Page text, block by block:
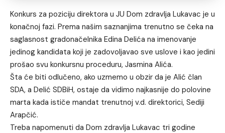
Konkurs za poziciju direktora u JU Dom zdravlja Lukavac je u
konačnoj fazi. Prema našim saznanjima trenutno se čeka na
saglasnost gradonačelnika Edina Delića na imenovanje
jedinog kandidata koji je zadovoljavao sve uslove i kao jedini
prošao svu konkursnu proceduru, Jasmina Alića.
Šta će biti odlučeno, ako uzmemo u obzir da je Alić član
SDA, a Delić SDBiH, ostaje da vidimo najkasnije do polovine
marta kada ističe mandat trenutnoj v.d. direktorici, Sediji
Arapčić.
Treba napomenuti da Dom zdravlja Lukavac tri godine